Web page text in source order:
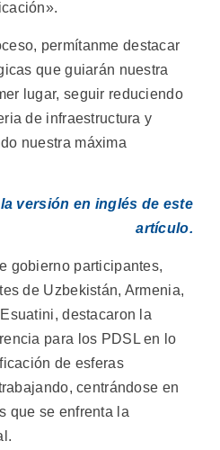
permítanme destacar
que guiarán nuestra
lugar, seguir reduciendo
de infraestructura y
nuestra máxima
versión en inglés de este
artículo.
gobierno participantes,
de Uzbekistán, Armenia,
destacaron la
para los PDSL en lo
de esferas
centrándose en
que se enfrenta la